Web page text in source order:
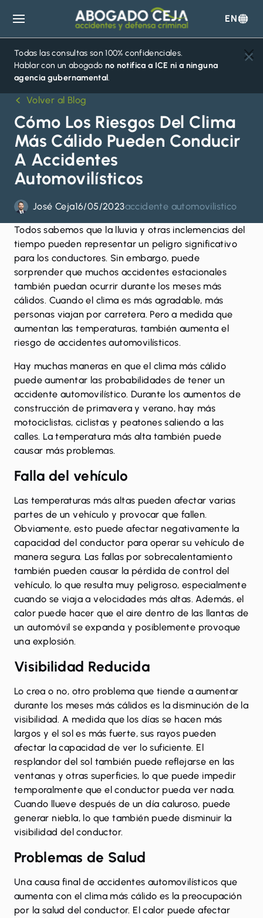
Abogado
Ceja
EN
Todas las consultas son 100% confidenciales.
Hablar con un abogado no notifica a ICE ni a ninguna
agencia gubernamental.
Volver al Blog
Cómo Los Riesgos Del Clima
Más Cálido Pueden Conducir
A Accidentes
Automovilísticos
José Ceja16/05/2023accidente automovilistico
Todos sabemos que la lluvia y otras inclemencias del
tiempo pueden representar un peligro significativo
para los conductores. Sin embargo, puede
sorprender que muchos accidentes estacionales
también puedan ocurrir durante los meses más
cálidos. Cuando el clima es más agradable, más
personas viajan por carretera. Pero a medida que
aumentan las temperaturas, también aumenta el
riesgo de accidentes automovilísticos.
Hay muchas maneras en que el clima más cálido
puede aumentar las probabilidades de tener un
accidente automovilístico. Durante los aumentos de
construcción de primavera y verano, hay más
motociclistas, ciclistas y peatones saliendo a las
calles. La temperatura más alta también puede
causar más problemas.
Falla del vehículo
Las temperaturas más altas pueden afectar varias
partes de un vehículo y provocar que fallen.
Obviamente, esto puede afectar negativamente la
capacidad del conductor para operar su vehículo de
manera segura. Las fallas por sobrecalentamiento
también pueden causar la pérdida de control del
vehículo, lo que resulta muy peligroso, especialmente
cuando se viaja a velocidades más altas. Además, el
calor puede hacer que el aire dentro de las llantas de
un automóvil se expanda y posiblemente provoque
una explosión.
Visibilidad Reducida
Lo crea o no, otro problema que tiende a aumentar
durante los meses más cálidos es la disminución de la
visibilidad. A medida que los días se hacen más
largos y el sol es más fuerte, sus rayos pueden
afectar la capacidad de ver lo suficiente. El
resplandor del sol también puede reflejarse en las
ventanas y otras superficies, lo que puede impedir
temporalmente que el conductor pueda ver nada.
Cuando llueve después de un día caluroso, puede
generar niebla, lo que también puede disminuir la
visibilidad del conductor.
Problemas de Salud
Una causa final de accidentes automovilísticos que
aumenta con el clima más cálido es la preocupación
por la salud del conductor. El calor puede afectar